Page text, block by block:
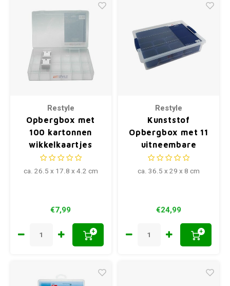
Restyle
Opbergbox met
100 kartonnen
wikkelkaartjes
ca. 26.5 x 17.8 x 4.2 cm
€7,99
+
Restyle
Kunststof
Opbergbox met 11
uitneembare
bakken 36.5 x 29 x
8 cm
ca. 36.5 x 29 x 8 cm
€24,99
+